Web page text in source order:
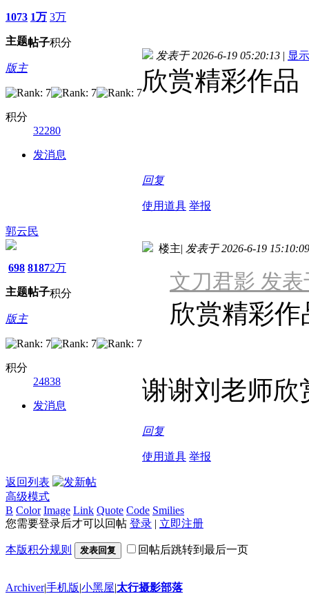
1073
主题
1万
帖子
3万
积分
版主
积分
32280
发消息
发表于 2026-6-19 05:20:13 | 显
欣赏精彩作
回复
使用道具 举报
郭云民
698
主题
8187
帖子
2万
积分
版主
积分
24838
发消息
楼主| 发表于 2026-6-19 15:10:09
文刀君影 发表
欣赏精彩
谢谢刘老师欣
回复
使用道具 举报
返回列表
高级模式
B Color Image Link Quote Code Smilies
您需要登录后才可以回帖 登录 | 立即注册
本版积分规则 发表回复 回帖后跳转到最后一页
Archiver|手机版|小黑屋|太行摄影部落